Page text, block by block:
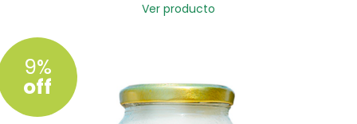
Ver producto
9%
off